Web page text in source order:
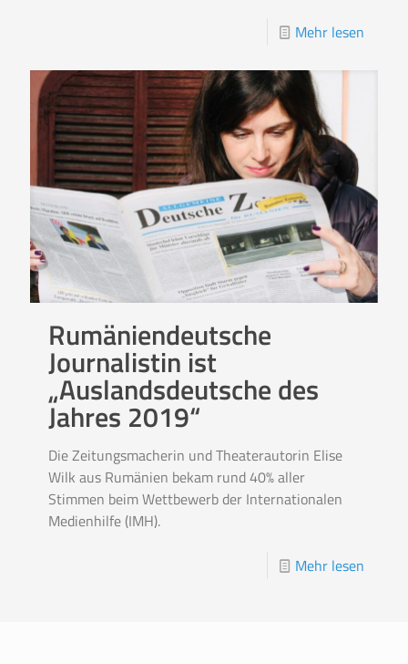
Mehr lesen
Rumäniendeutsche
Journalistin ist
„Auslandsdeutsche des
Jahres 2019“
Die Zeitungsmacherin und Theaterautorin Elise
Wilk aus Rumänien bekam rund 40% aller
Stimmen beim Wettbewerb der Internationalen
Medienhilfe (IMH).
Mehr lesen